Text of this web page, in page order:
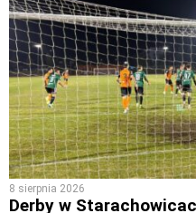
8 sierpnia 2026
Derby w